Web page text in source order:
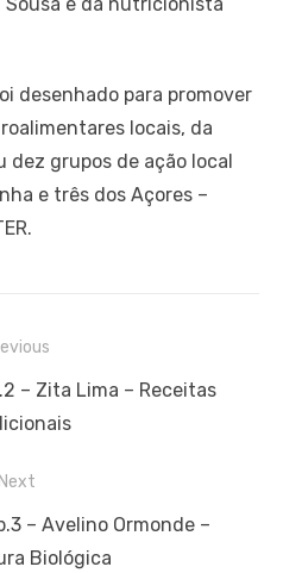
desenhado para promover
locais, da
dez grupos de ação local
e três dos Açores –
– Zita Lima – Receitas
Next
– Avelino Ormonde –
Biológica